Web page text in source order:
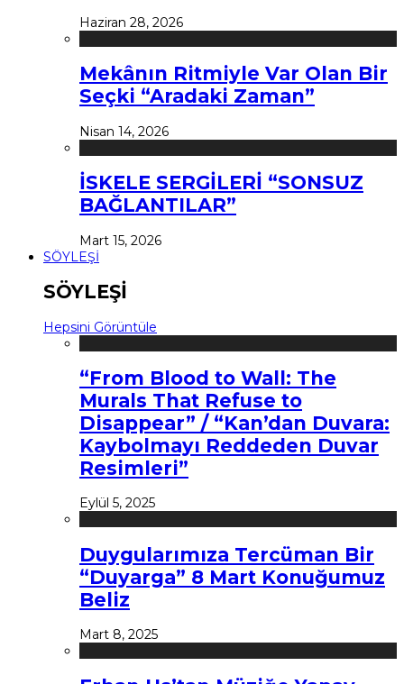
Haziran 28, 2026
Mekânın Ritmiyle Var Olan Bir
Seçki “Aradaki Zaman”
Nisan 14, 2026
İSKELE SERGİLERİ “SONSUZ
BAĞLANTILAR”
Mart 15, 2026
SÖYLEŞİ
SÖYLEŞİ
Hepsini Görüntüle
“From Blood to Wall: The
Murals That Refuse to
Disappear” / “Kan’dan Duvara:
Kaybolmayı Reddeden Duvar
Resimleri”
Eylül 5, 2025
Duygularımıza Tercüman Bir
“Duyarga” 8 Mart Konuğumuz
Beliz
Mart 8, 2025